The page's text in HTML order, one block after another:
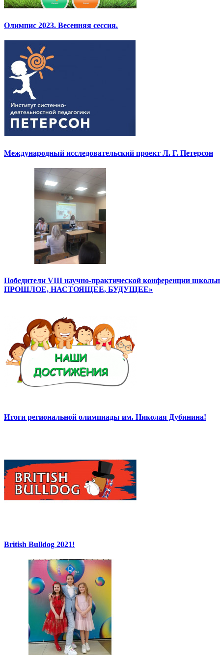
Олимпис 2023. Весенняя сессия.
Международный исследовательский проект Л. Г. Петерсон
Победители VIII научно-практической конференции
ПРОШЛОЕ, НАСТОЯЩЕЕ, БУДУЩЕЕ»
Итоги региональной олимпиады им. Николая Дубинина!
British Bulldog 2021!